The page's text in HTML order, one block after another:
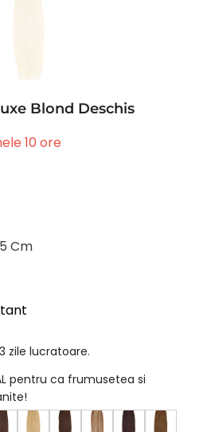
Blond Deschis
10 ore
Cm
zile lucratoare.
pentru ca frumusetea si